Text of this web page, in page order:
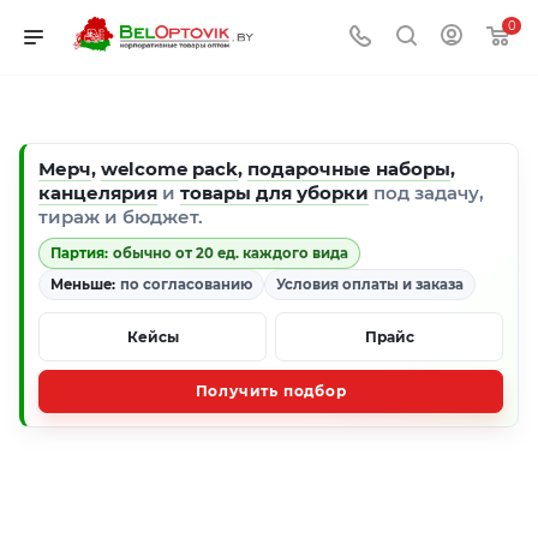
0
Мерч, welcome pack, подарочные наборы,
канцелярия и товары для уборки под задачу,
тираж и бюджет.
Партия: обычно от 20 ед. каждого вида
Меньше: по согласованию Условия оплаты и заказа
Кейсы Прайс
Получить подбор